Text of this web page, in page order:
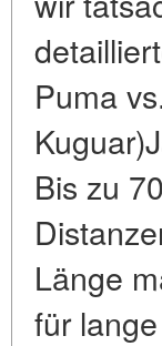
Puma
Bis zu
Länge
für